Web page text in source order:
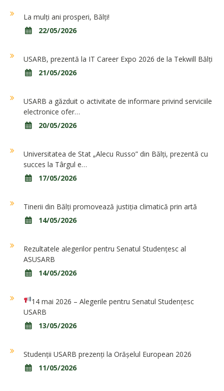
La mulți ani prosperi, Bălți!
22/05/2026
USARB, prezentă la IT Career Expo 2026 de la Tekwill Bălți
21/05/2026
USARB a găzduit o activitate de informare privind serviciile
electronice ofer…
20/05/2026
Universitatea de Stat „Alecu Russo” din Bălți, prezentă cu
succes la Târgul e…
17/05/2026
Tinerii din Bălți promovează justiția climatică prin artă
14/05/2026
Rezultatele alegerilor pentru Senatul Studențesc al
ASUSARB
14/05/2026
14 mai 2026 – Alegerile pentru Senatul Studențesc
USARB
13/05/2026
Studenții USARB prezenți la Orășelul European 2026
11/05/2026